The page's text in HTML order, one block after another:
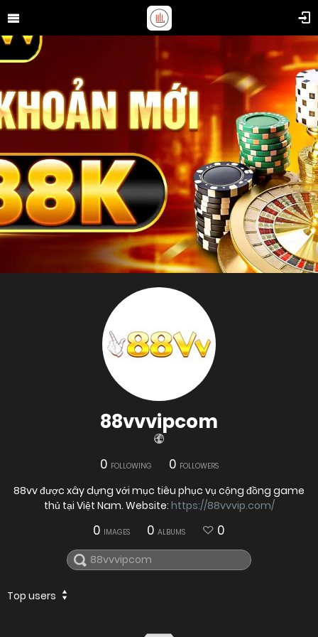
88vvvipcom
0 FOLLOWING 0 FOLLOWERS
88vv được xây dựng với mục tiêu phục vụ cộng đồng game
thủ tại Việt Nam. Website: https://88vvvip.com/
0 IMAGES 0 ALBUMS 0
Top users